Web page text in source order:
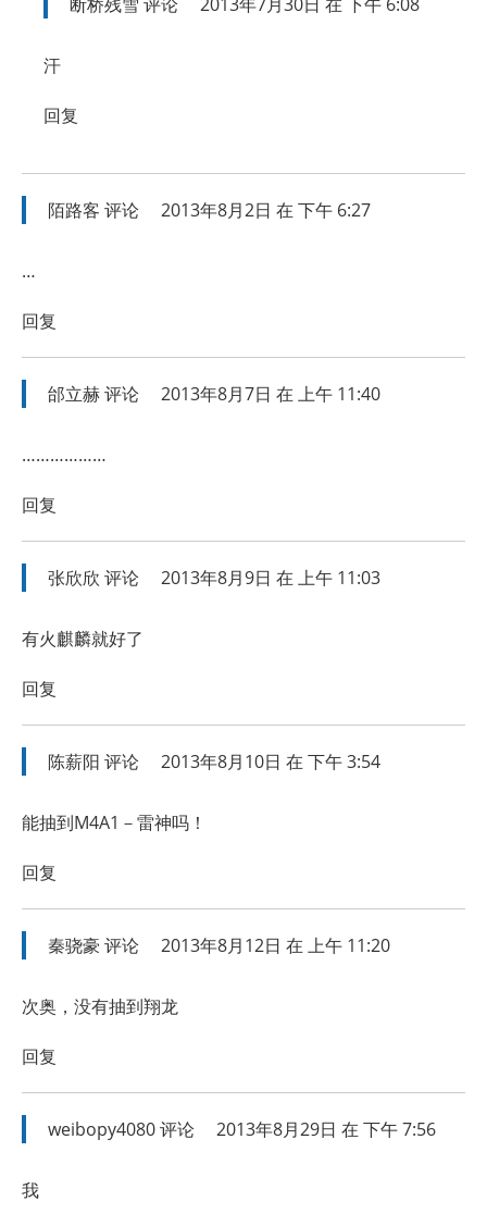
汗
回复
陌路客 评论 2013年8月2日 在 下午 6:27
…
回复
邰立赫评论 2013年8月7日 在 上午 11:40
………………
回复
张欣欣 评论 2013年8月9日 在 上午 11:03
有火麒麟就好了
回复
陈薪阳 评论 2013年8月10日 在 下午 3:54
能抽到M4A1－雷神吗！
回复
秦骁豪 评论 2013年8月12日 在 上午 11:20
次奥，没有抽到翔龙
回复
weibopy4080评论 2013年8月29日 在 下午 7:56
我